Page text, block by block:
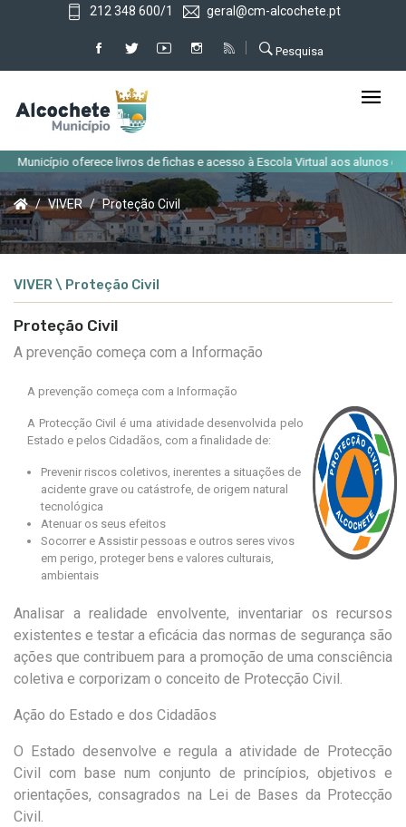
212 348 600/1 geral@cm-alcochete.pt
Pesquisa
oferece livros de fichas e acesso à Escola Virtual aos alunos do
VIVER Proteção Civil
VIVER \ Proteção Civil
Proteção Civil
A prevenção começa com a Informação
A prevenção começa com a Informação
A Protecção Civil é uma atividade desenvolvida pelo
Estado e pelos Cidadãos, com a finalidade de:
Prevenir riscos coletivos, inerentes a situações de
acidente grave ou catástrofe, de origem natural
tecnológica
Atenuar os seus efeitos
Socorrer e Assistir pessoas e outros seres vivos
em perigo, proteger bens e valores culturais,
ambientais
Analisar a realidade envolvente, inventariar os recursos
existentes e testar a eficácia das normas de segurança são
ações que contribuem para a promoção de uma consciência
coletiva e corporizam o conceito de Protecção Civil.
Ação do Estado e dos Cidadãos
O Estado desenvolve e regula a atividade de Protecção
Civil com base num conjunto de princípios, objetivos e
orientações, consagrados na Lei de Bases da Protecção
Civil.